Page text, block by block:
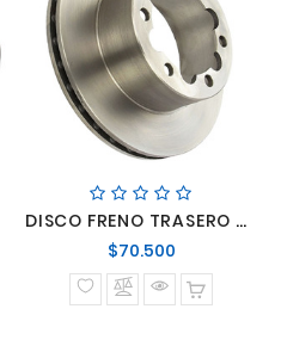
DISCO FRENO TRASERO MERCEDES BENZ SPRINTER 415/515/516/517/519
$70.500Precio
normal